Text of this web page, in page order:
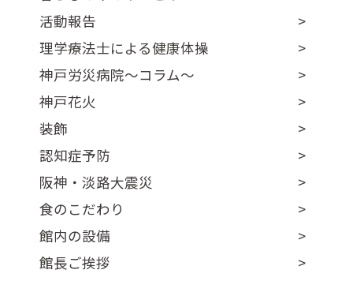
活動報告
理学療法士による健康体操
神戸労災病院～コラム～
神戸花火
装飾
認知症予防
阪神・淡路大震災
食のこだわり
館内の設備
館長ご挨拶